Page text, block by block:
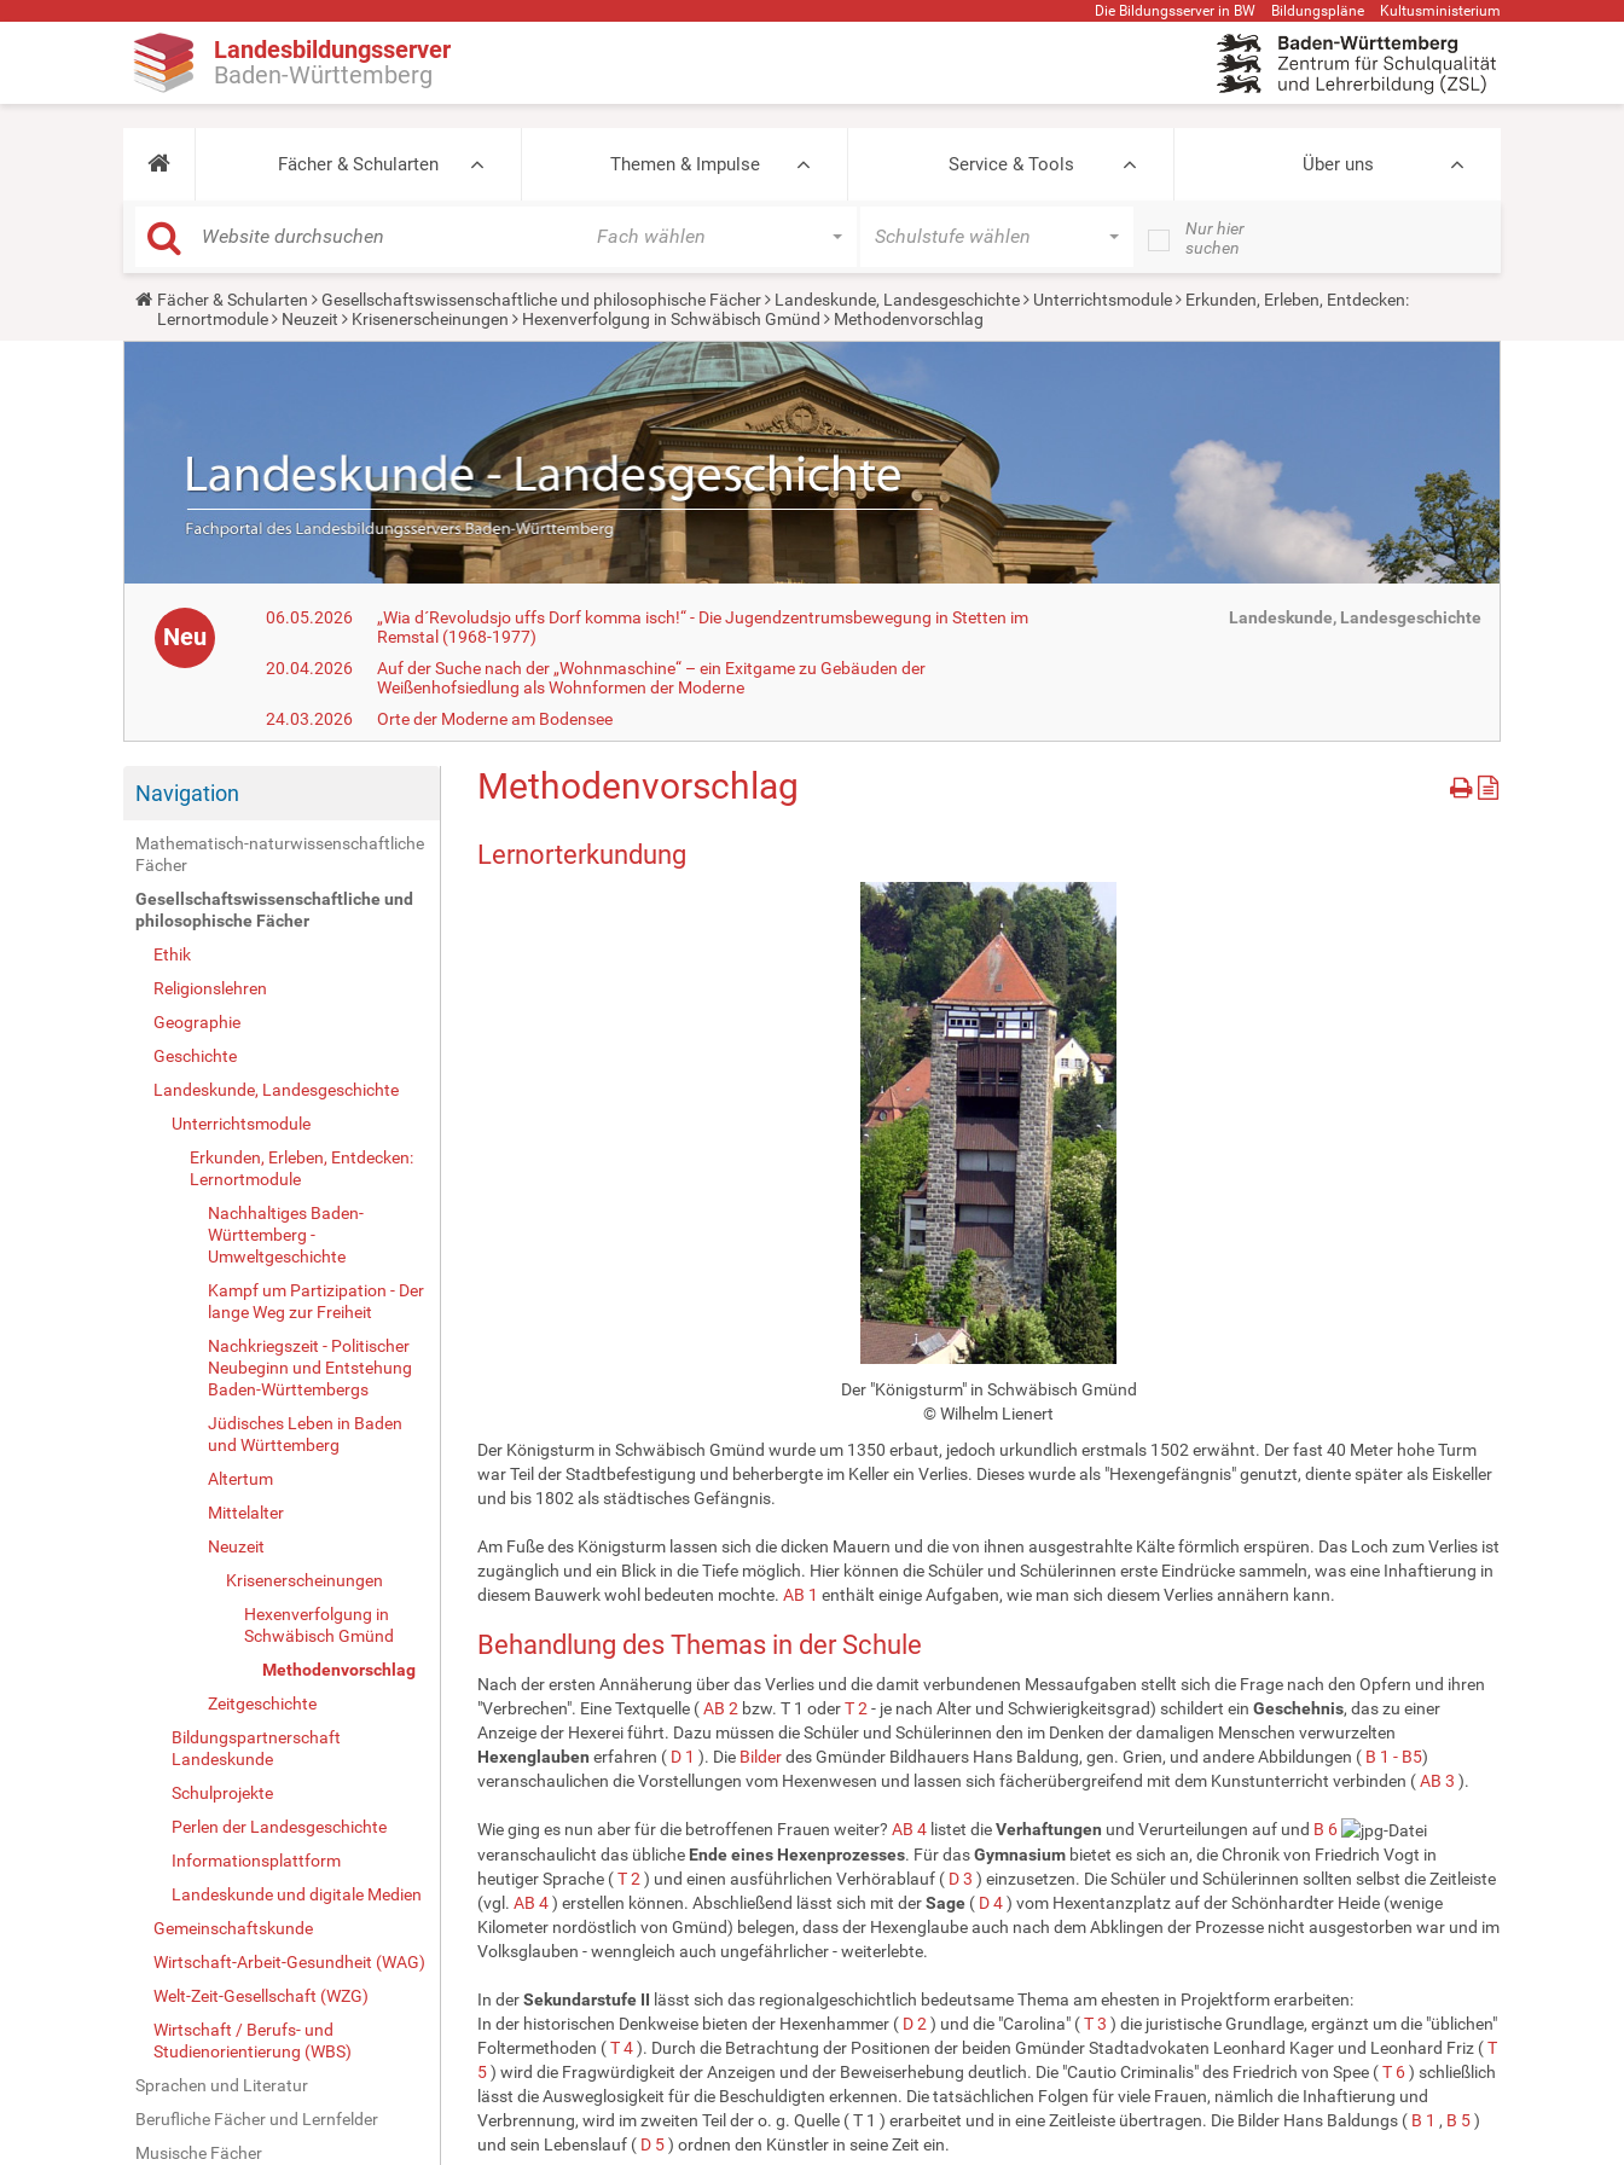
Die Bildungsserver in BW Bildungspläne Kultusministerium
Landesbildungsserver
Baden-Württemberg
Fächer & Schularten Themen & Impulse Service & Tools Über uns
Fach wählen Schulstufe wählen
Nur hier
suchen
Y
u
Fächer & Schularten Gesellschaftswissenschaftliche und philosophische Fächer Landeskunde, Landesgeschichte Unterrichtsmodule
Erkunden, Erleben, Entdecken:
Lernortmodule
Neuzeit Krisenerscheinungen Hexenverfolgung in Schwäbisch Gmünd Methodenvorschlag
Neu
06.05.2026
„Wia d´Revoludsjo uffs Dorf komma isch!“ - Die Jugendzentrumsbewegung in Stetten im
Remstal (1968-1977)
20.04.2026
Auf der Suche nach der „Wohnmaschine“ – ein Exitgame zu Gebäuden der
Weißenhofsiedlung als Wohnformen der Moderne
24.03.2026
Orte der Moderne am Bodensee
Landeskunde, Landesgeschichte
Navigation
Mathematisch-naturwissenschaftliche
Fächer
Gesellschaftswissenschaftliche und
philosophische Fächer
Ethik
Religionslehren
Geographie
Geschichte
Landeskunde, Landesgeschichte
Unterrichtsmodule
Erkunden, Erleben, Entdecken:
Lernortmodule
Nachhaltiges Baden-
Württemberg -
Umweltgeschichte
Kampf um Partizipation - Der
lange Weg zur Freiheit
Nachkriegszeit - Politischer
Neubeginn und Entstehung
Baden-Württembergs
Jüdisches Leben in Baden
und Württemberg
Altertum
Mittelalter
Neuzeit
Krisenerscheinungen
Hexenverfolgung in
Schwäbisch Gmünd
Methodenvorschlag
Zeitgeschichte
Bildungspartnerschaft
Landeskunde
Schulprojekte
Perlen der Landesgeschichte
Informationsplattform
Landeskunde und digitale Medien
Gemeinschaftskunde
Wirtschaft-Arbeit-Gesundheit (WAG)
Welt-Zeit-Gesellschaft (WZG)
Wirtschaft / Berufs- und
Studienorientierung (WBS)
Sprachen und Literatur
Berufliche Fächer und Lernfelder
Musische Fächer
Methodenvorschlag
Lernorterkundung
Der "Königsturm" in Schwäbisch Gmünd
© Wilhelm Lienert
Der Königsturm in Schwäbisch Gmünd wurde um 1350 erbaut, jedoch urkundlich erstmals 1502 erwähnt. Der fast 40 Meter hohe Turm
war Teil der Stadtbefestigung und beherbergte im Keller ein Verlies. Dieses wurde als "Hexengefängnis" genutzt, diente später als Eiskeller
und bis 1802 als städtisches Gefängnis.
Am Fuße des Königsturm lassen sich die dicken Mauern und die von ihnen ausgestrahlte Kälte förmlich erspüren. Das Loch zum Verlies ist
zugänglich und ein Blick in die Tiefe möglich. Hier können die Schüler und Schülerinnen erste Eindrücke sammeln, was eine Inhaftierung in
diesem Bauwerk wohl bedeuten mochte. AB 1 enthält einige Aufgaben, wie man sich diesem Verlies annähern kann.
Behandlung des Themas in der Schule
Nach der ersten Annäherung über das Verlies und die damit verbundenen Messaufgaben stellt sich die Frage nach den Opfern und ihren
"Verbrechen". Eine Textquelle (AB 2 bzw. T 1 oderT 2 - je nach Alter und Schwierigkeitsgrad) schildert ein Geschehnis, das zu einer
Anzeige der Hexerei führt. Dazu müssen die Schüler und Schülerinnen den im Denken der damaligen Menschen verwurzelten
Hexenglauben erfahren ( D 1 ). Die Bilderdes Gmünder Bildhauers Hans Baldung, gen. Grien, und andere Abbildungen ( B 1 - B5)
veranschaulichen die Vorstellungen vom Hexenwesen und lassen sich fächerübergreifend mit dem Kunstunterricht verbinden (AB 3 ).
Wie ging es nun aber für die betroffenen Frauen weiter? AB 4listet dieVerhaftungen und Verurteilungen auf und B 6
veranschaulicht das übliche Ende eines Hexenprozesses. Für dasGymnasiumbietet es sich an, die Chronik von Friedrich Vogt in
heutiger Sprache (T 2 ) und einen ausführlichen Verhörablauf ( D 3 ) einzusetzen. Die Schüler und Schülerinnen sollten selbst die Zeitleiste
(vgl. AB 4) erstellen können. Abschließend lässt sich mit derSage( D 4) vom Hexentanzplatz auf der Schönhardter Heide (wenige
Kilometer nordöstlich von Gmünd) belegen, dass der Hexenglaube auch nach dem Abklingen der Prozesse nicht ausgestorben war und im
Volksglauben - wenngleich auch ungefährlicher - weiterlebte.
In derSekundarstufe II lässt sich das regionalgeschichtlich bedeutsame Thema am ehesten in Projektform erarbeiten:
In der historischen Denkweise bieten der Hexenhammer ( D 2 ) und die "Carolina" (T 3 ) die juristische Grundlage, ergänzt um die "üblichen"
Foltermethoden (T 4). Durch die Betrachtung der Positionen der beiden Gmünder Stadtadvokaten Leonhard Kager und Leonhard Friz (T
5) wird die Fragwürdigkeit der Anzeigen und der Beweiserhebung deutlich. Die "Cautio Criminalis" des Friedrich von Spee (T 6) schließlich
lässt die Ausweglosigkeit für die Beschuldigten erkennen. Die tatsächlichen Folgen für viele Frauen, nämlich die Inhaftierung und
Verbrennung, wird im zweiten Teil der o. g. Quelle ( T 1 ) erarbeitet und in eine Zeitleiste übertragen. Die Bilder Hans Baldungs ( B 1 , B 5)
und sein Lebenslauf ( D 5) ordnen den Künstler in seine Zeit ein.